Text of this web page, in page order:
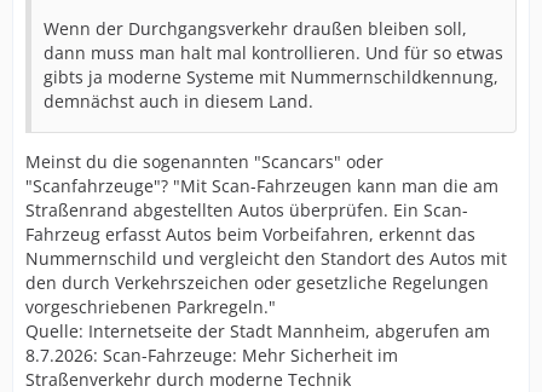
Wenn der Durchgangsverkehr draußen bleiben soll,
dann muss man halt mal kontrollieren. Und für so etwas
gibts ja moderne Systeme mit Nummernschildkennung,
demnächst auch in diesem Land.
Meinst du die sogenannten "Scancars" oder
"Scanfahrzeuge"? "Mit Scan-Fahrzeugen kann man die am
Straßenrand abgestellten Autos überprüfen. Ein Scan-
Fahrzeug erfasst Autos beim Vorbeifahren, erkennt das
Nummernschild und vergleicht den Standort des Autos mit
den durch Verkehrszeichen oder gesetzliche Regelungen
vorgeschriebenen Parkregeln."
Quelle: Internetseite der Stadt Mannheim, abgerufen am
8.7.2026: Scan-Fahrzeuge: Mehr Sicherheit im
Straßenverkehr durch moderne Technik